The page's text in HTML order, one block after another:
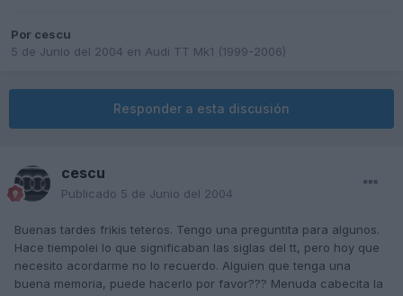
Por cescu
5 de Junio del 2004 en Audi TT Mk1 (1999-2006)
Responder a esta discusión
cescu
Publicado 5 de Junio del 2004
Buenas tardes frikis teteros. Tengo una preguntita para algunos.
Hace tiempolei lo que significaban las siglas del tt, pero hoy que
necesito acordarme no lo recuerdo. Alguien que tenga una
buena memoria, puede hacerlo por favor??? Menuda cabecita la